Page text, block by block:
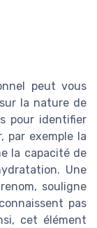
peut vous
la nature de
pour identifier
par exemple la
la capacité de
Une
souligne
pas
cet élément